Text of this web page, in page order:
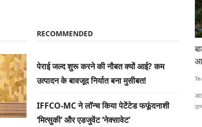
RECOMMENDED
पेराई जल्द शुरू करने की नौबत क्यों आई? कम
उत्पादन के बावजूद निर्यात बना मुसीबत!
IFFCO-MC ने लॉन्च किया पेटेंटेड फफूंदनाशी
‘मित्सुकी’ और एडजुवेंट ‘नेक्सावेट’
आईआईटी बॉम्बे की एआई आधारित प्रणाली
Team RuralVoice Jul 15, 2026
आईआईटी बॉम्बे के शोधकर्ताओं ने एआई और सैटेलाइट रडार डेटा पर आधारित एक
उन्नत बाढ़...